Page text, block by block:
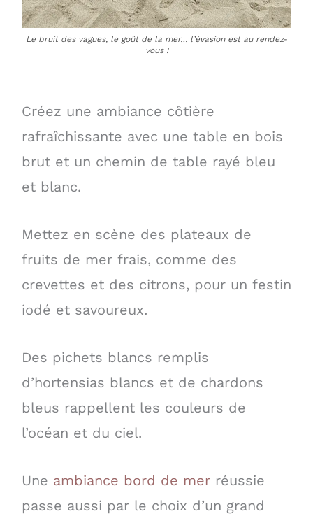
Le bruit des vagues, le goût de la mer… l’évasion est au rendez-
vous !
Créez une ambiance côtière
rafraîchissante avec une table en bois
brut et un chemin de table rayé bleu
et blanc.
Mettez en scène des plateaux de
fruits de mer frais, comme des
crevettes et des citrons, pour un festin
iodé et savoureux.
Des pichets blancs remplis
d’hortensias blancs et de chardons
bleus rappellent les couleurs de
l’océan et du ciel.
Une ambiance bord de merréussie
passe aussi par le choix d’un grand